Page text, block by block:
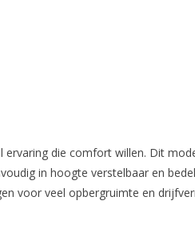
die comfort willen. Dit
in hoogte verstelbaar en
voor veel opbergruimte en